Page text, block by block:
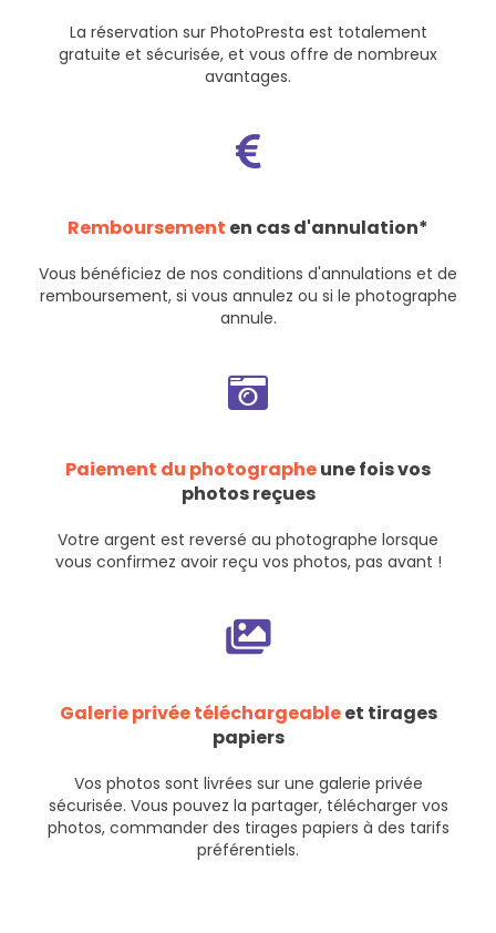
La réservation sur PhotoPresta est totalement
gratuite et sécurisée, et vous offre de nombreux
avantages.
Remboursement en cas d'annulation*
Vous bénéficiez de nos conditions d'annulations et de
remboursement, si vous annulez ou si le photographe
annule.
Paiement du photographeune fois vos
photos reçues
Votre argent est reversé au photographe lorsque
vous confirmez avoir reçu vos photos, pas avant !
Galerie privée téléchargeableet tirages
papiers
Vos photos sont livrées sur une galerie privée
sécurisée. Vous pouvez la partager, télécharger vos
photos, commander des tirages papiers à des tarifs
préférentiels.